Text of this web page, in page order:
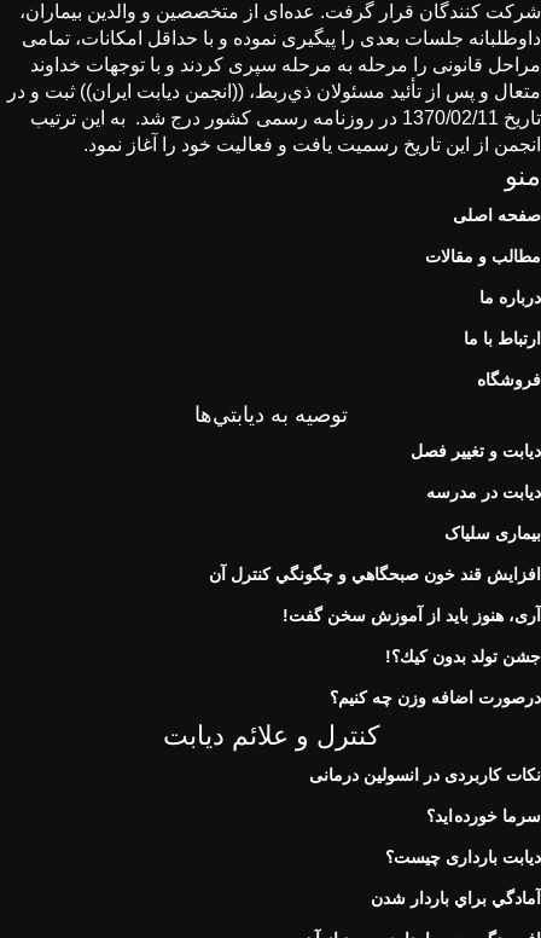
شركت كنندگان قرار گرفت. عده‌ای از متخصصین و والدین بیماران،
داوطلبانه جلسات بعدی را پیگیری نموده و با حداقل امكانات، تمامی
مراحل قانونی را مرحله به مرحله سپری كردند و با توجهات خداوند
متعال و پس از تأئید مسئولان ذي‌ربط، ((انجمن دیابت ایران)) ثبت و در
تاریخ 1370/02/11 در روزنامه رسمی كشور درج شد. به این ترتیب
انجمن از این تاریخ رسمیت یافت و فعالیت خود را آغاز نمود.
منو
صفحه اصلی
مطالب و مقالات
درباره ما
ارتباط با ما
فروشگاه
توصيه به ديابتي‌ها
دیابت و تغییر فصل
دیابت در مدرسه
بیماری سلیاک
افزايش قند خون صبحگاهي و چگونگي كنترل آن
آری، هنوز باید از آموزش سخن گفت!
جشن تولد بدون كيك؟!
درصورت اضافه وزن چه کنیم؟
کنترل و علائم دیابت
نكات كاربردی در انسولين درمانی
سرما خورده اید؟
دیابت بارداری چیست؟
آمادگي براي باردار شدن